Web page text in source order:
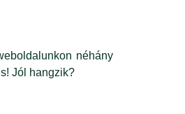
néhány
Jól hangzik?